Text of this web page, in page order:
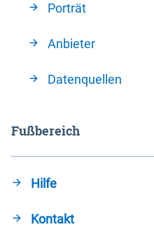
Porträt
Anbieter
Datenquellen
Fußbereich
Hilfe
Kontakt